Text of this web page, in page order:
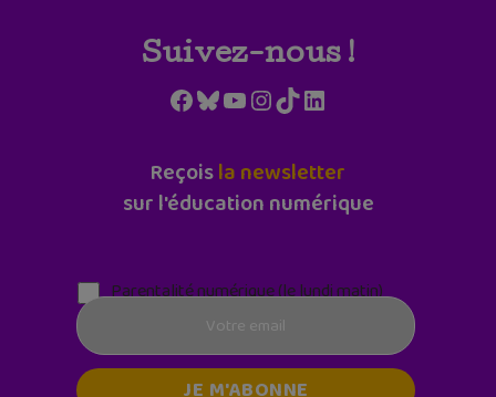
Suivez-nous !
Facebook
Bluesky
YouTube
Instagram
TikTokLinkedIn
Reçoisla newsletter
sur l'éducation numérique
Parentalité numérique (le lundi matin)